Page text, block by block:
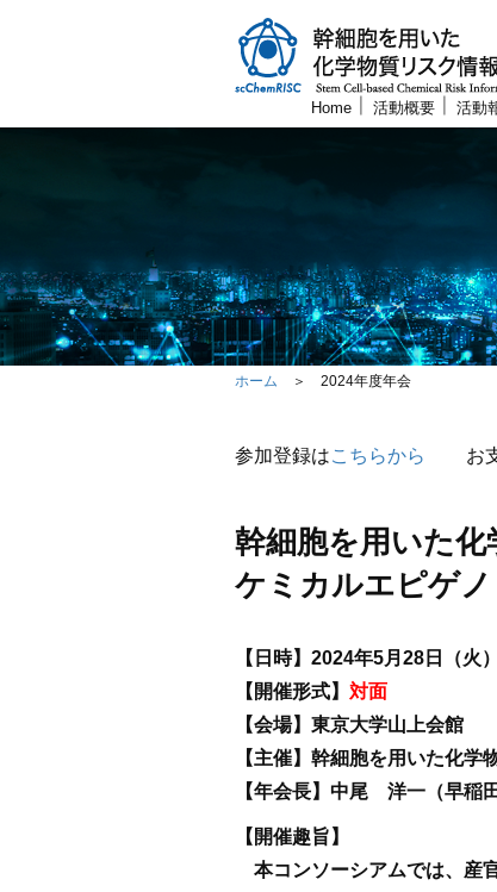
Home 活動概要 活動
ホーム ＞ 2024年度年会
参加登録はこちらから お
幹細胞を用いた
ケミカルエピゲ
【日時】2024年5月28日（火
【開催形式】 対面
【会場】東京大学山上会館
【主催】幹細胞を用いた化学
【年会長】中尾 洋一（早稲
【開催趣旨】
本コンソーシアムでは、産